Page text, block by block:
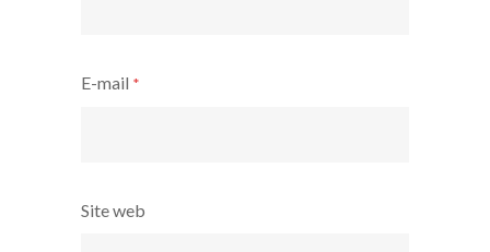
E-mail *
Site web